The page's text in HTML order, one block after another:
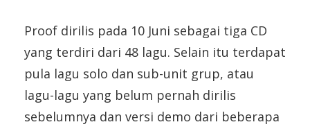
Proof dirilis pada 10 Juni sebagai tiga CD
yang terdiri dari 48 lagu. Selain itu terdapat
pula lagu solo dan sub-unit grup, atau
lagu-lagu yang belum pernah dirilis
sebelumnya dan versi demo dari beberapa